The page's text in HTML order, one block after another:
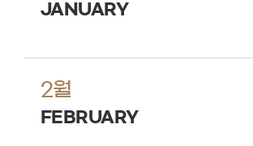
JANUARY
2월
FEBRUARY